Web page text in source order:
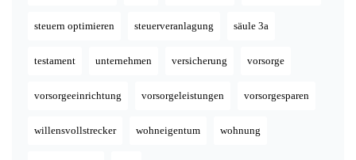
steuern optimieren steuerveranlagung säule 3a
testament unternehmen versicherung vorsorge
vorsorgeeinrichtung vorsorgeleistungen vorsorgesparen
willensvollstrecker wohneigentum wohnung